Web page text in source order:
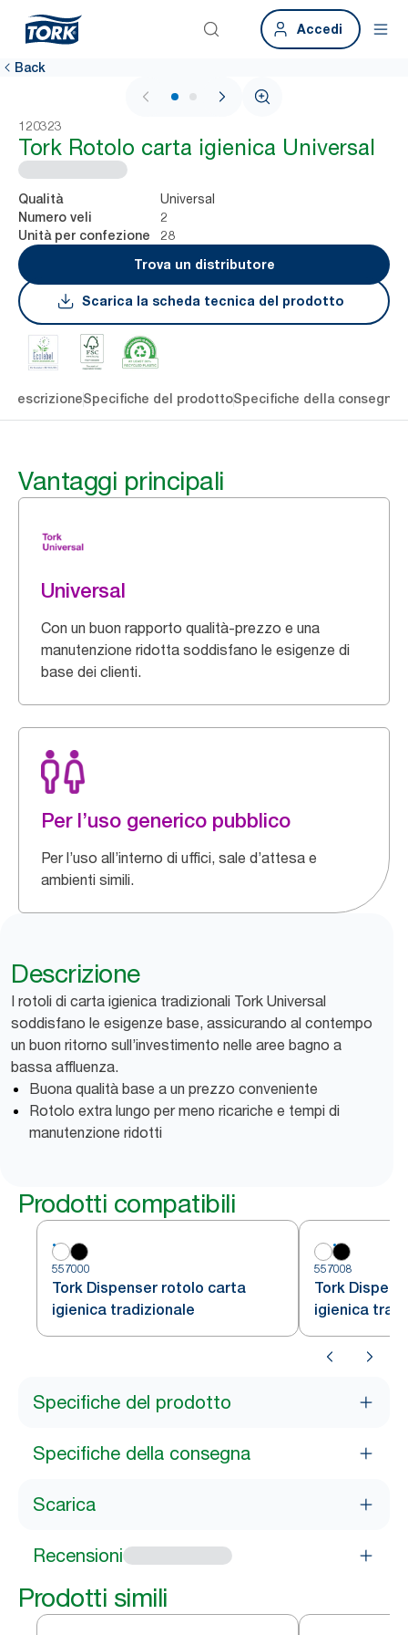
Accedi
Back
1 / 2
120323
Tork Rotolo carta igienica Universal
Qualità Universal
Numero veli 2
Unità per confezione
28
Trova un distributore
Scarica la scheda tecnica del prodotto
DescrizioneSpecifiche del prodottoSpecifiche della consegna
Vantaggi principali
Universal
Con un buon rapporto qualità-prezzo e una
manutenzione ridotta soddisfano le esigenze di
base dei clienti.
Per l’uso generico pubblico
Per l’uso all’interno di uffici, sale d’attesa e
ambienti simili.
Descrizione
I rotoli di carta igienica tradizionali Tork Universal
soddisfano le esigenze base, assicurando al contempo
un buon ritorno sull’investimento nelle aree bagno a
bassa affluenza.
Buona qualità base a un prezzo conveniente
Rotolo extra lungo per meno ricariche e tempi di
manutenzione ridotti
Prodotti compatibili
557000
Tork Dispenser rotolo carta
igienica tradizionale
557008
Tork
igienica
Specifiche del prodotto
Specifiche della consegna
Scarica
Recensioni
Prodotti simili